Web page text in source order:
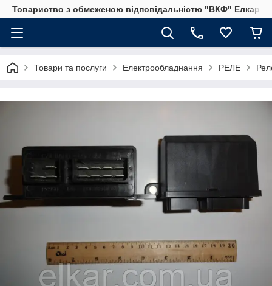
Товариство з обмеженою відповідальністю "ВКФ" Елкар"
Товари та послуги Електрообладнання РЕЛЕ